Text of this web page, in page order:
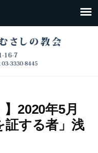
2020年5月
証する者」浅